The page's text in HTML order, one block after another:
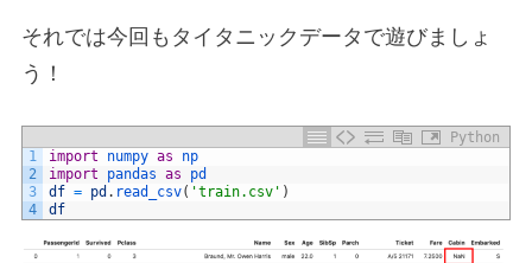
それでは今回もタイタニックデータで遊びましょ
う！
Python
1
2
3
4
import numpy as
np
import
pandas as
pd
df = pd . read_csv( 'train.csv' )
df